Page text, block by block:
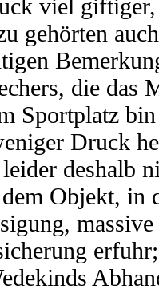
viel
gehörten
die das
Sportplatz
Druck
deshalb
Objekt, in